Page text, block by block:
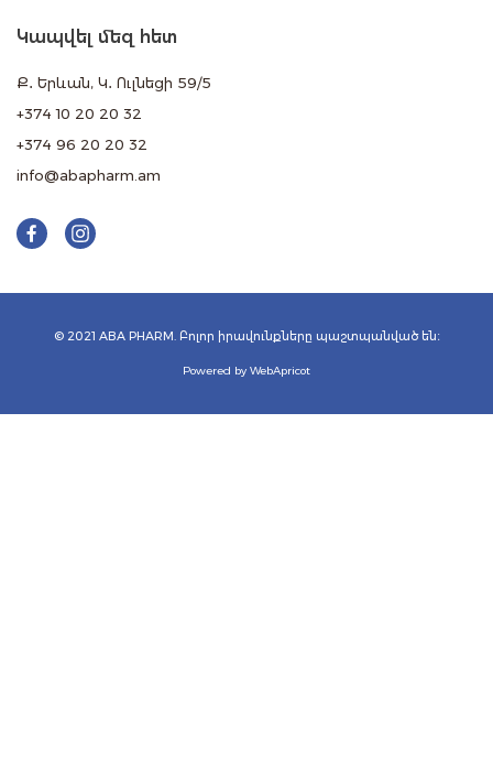
Կապվել մեզ հետ
Ք․ Երևան, Կ․ Ուլնեցի 59/5
+374 10 20 20 32
+374 96 20 20 32
info@abapharm.am
© 2021 ABA PHARM. Բոլոր իրավունքները պաշտպանված են։
Powered by WebApricot